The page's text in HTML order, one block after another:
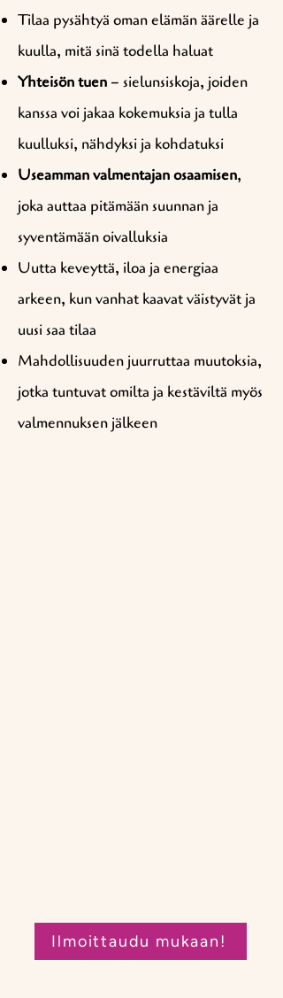
Tilaa pysähtyä oman elämän äärelle ja
kuulla, mitä sinä todella haluat
Yhteisön tuen – sielunsiskoja, joiden
kanssa voi jakaa kokemuksia ja tulla
kuulluksi, nähdyksi ja kohdatuksi
Useamman valmentajan osaamisen,
joka auttaa pitämään suunnan ja
syventämään oivalluksia
Uutta keveyttä, iloa ja energiaa
arkeen, kun vanhat kaavat väistyvät ja
uusi saa tilaa
Mahdollisuuden juurruttaa muutoksia,
jotka tuntuvat omilta ja kestäviltä myös
valmennuksen jälkeen
Ilmoittaudu mukaan!